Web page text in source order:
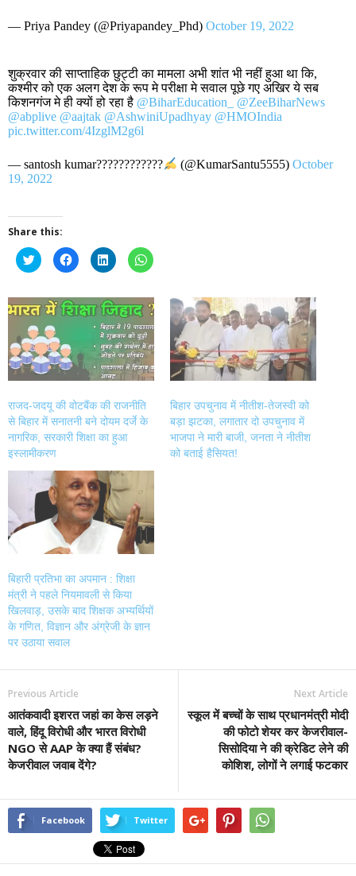
— Priya Pandey (@Priyapandey_Phd) October 19, 2022
शुक्रवार की साप्ताहिक छुट्टी का मामला अभी शांत भी नहीं हुआ था कि,
कश्मीर को एक अलग देश के रूप मे परीक्षा मे सवाल पूछे गए अखिर ये सब
किशनगंज मे ही क्यों हो रहा है @BiharEducation_
@ZeeBiharNews
@abplive @aajtak @AshwiniUpadhyay @HMOIndia
pic.twitter.com/4IzglM2g6l
— santosh kumar???????????? (@KumarSantu5555)October
19, 2022
Share this:
Click
to
share
Twitter
(Opens
in
new
window)
Click
to
share
Facebook
(Opens
in
window)
Click
to
share
LinkedIn
(Opens
in
new
window)
Click
to
WhatsApp
(Opens
in
new
window)
राजद-जदयू की वोटबैंक की राजनीति
से बिहार में सनातनी बने दोयम दर्जे के
नागरिक, सरकारी शिक्षा का हुआ
इस्लामीकरण
बिहार उपचुनाव में नीतीश-तेजस्वी को
बड़ा झटका, लगातार दो उपचुनाव में
भाजपा ने मारी बाजी, जनता ने नीतीश
को बताई हैसियत!
बिहारी प्रतिभा का अपमान : शिक्षा
मंत्री ने पहले नियमावली से किया
खिलवाड़, उसके बाद शिक्षक अभ्यर्थियों
के गणित, विज्ञान और अंग्रेजी के ज्ञान
पर उठाया सवाल
Previous Article
आतंकवादी इशरत जहां का केस लड़ने
वाले, हिंदू विरोधी और भारत विरोधी
NGO से AAP के क्या हैं संबंध?
केजरीवाल जवाब देंगे?
Next Article
स्कूल में बच्चों के साथ प्रधानमंत्री मोदी
की फोटो शेयर कर केजरीवाल-
सिसोदिया ने की क्रेडिट लेने की
कोशिश, लोगों ने लगाई फटकार
Facebook Twitter